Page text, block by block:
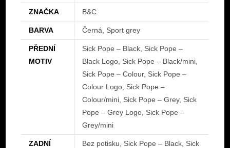
ZNAČKA B&C
BARVA Černá, Sport grey
PŘEDNÍ
MOTIV
Sick Pope – Black, Sick Pope –
Black Logo, Sick Pope – Black/mini,
Sick Pope – Colour, Sick Pope –
Colour Logo, Sick Pope –
Colour/mini, Sick Pope – Grey, Sick
Pope – Grey Logo, Sick Pope –
Grey/mini
ZADNÍ
Bez potisku, Sick Pope – Black, Sick